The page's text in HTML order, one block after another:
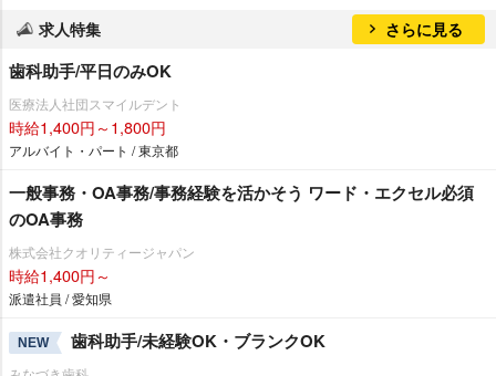
求人特集 さらに見る
歯科助手/平日のみOK
医療法人社団スマイルデント
時給1,400円～1,800円
アルバイト・パート / 東京都
一般事務・OA事務/事務経験を活かそう ワード・エクセル必須
のOA事務
株式会社クオリティージャパン
時給1,400円～
派遣社員 / 愛知県
NEW 歯科助手/未経験OK・ブランクOK